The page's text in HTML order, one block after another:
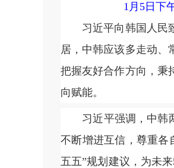
1月5日下
习近平向韩国人民致
居，中韩应该多走动、
把握友好合作方向，秉
向赋能。
习近平强调，中韩两
不断增进互信，尊重各
五五”规划建议，为未